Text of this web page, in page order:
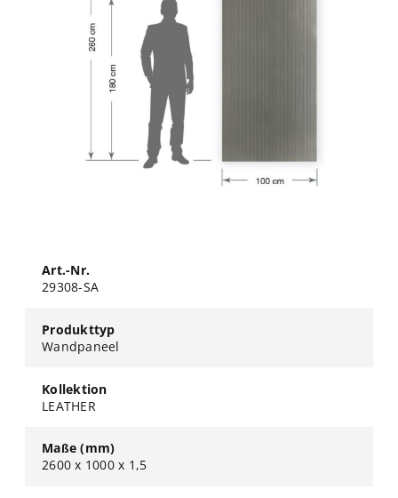
Art.-Nr.
29308-SA
Produkttyp
Wandpaneel
Kollektion
LEATHER
Maße (mm)
2600 x 1000 x 1,5